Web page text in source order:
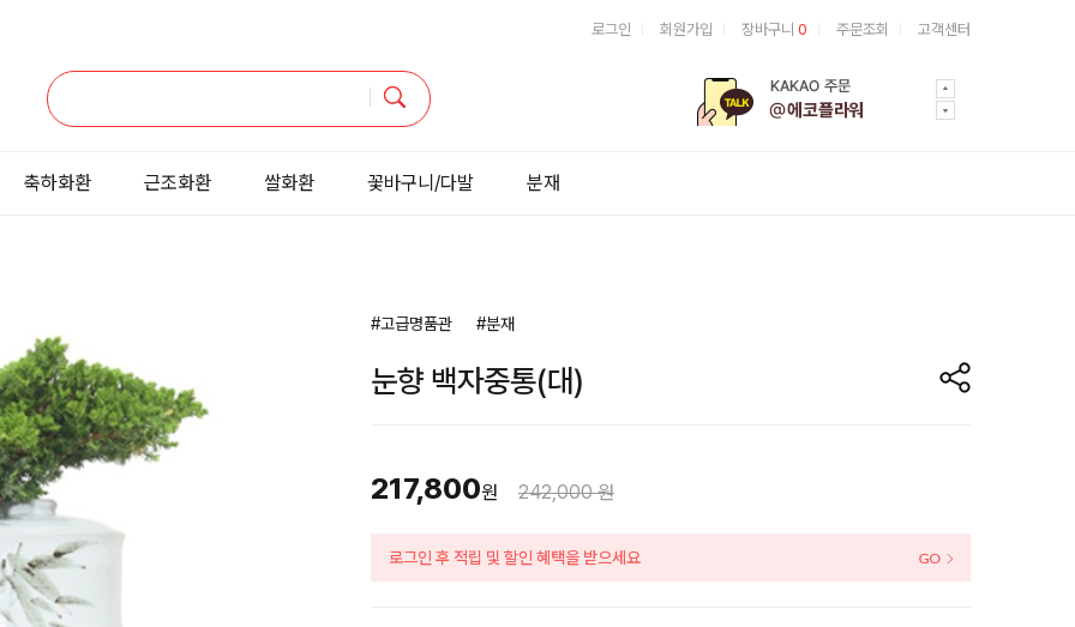
로그인 회원가입 장바구니 0 주문조회 고객센터
축하화환 근조화환 쌀화환 꽃바구니/다발 분재
#고급명품관 #분재
눈향 백자중통(대)
217,800원 242,000 원
로그인 후 적립 및 할인 혜택을 받으세요